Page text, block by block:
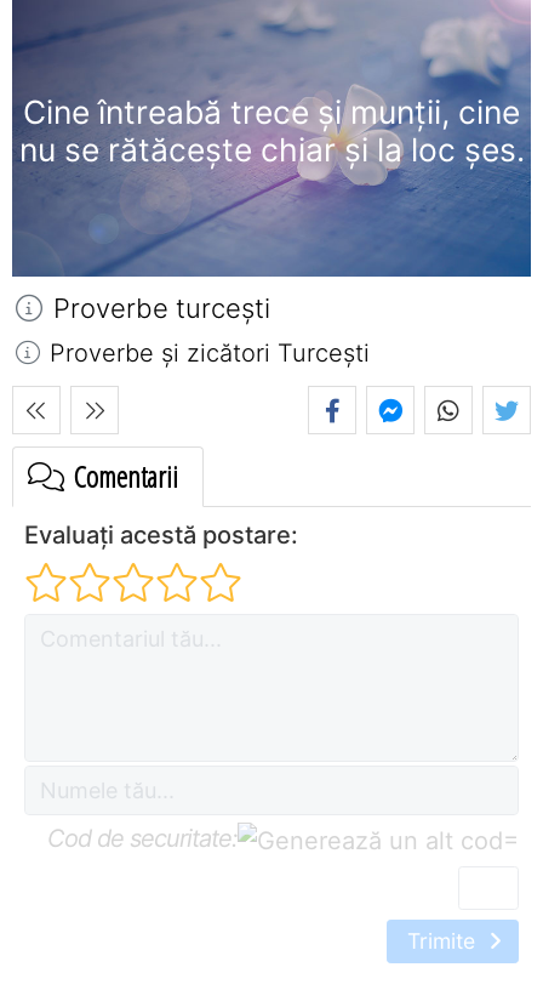
Cine întreabă trece şi munţii, cine
nu se rătăceşte chiar şi la loc şes.
Proverbe turceşti
Proverbe și zicători Turceşti
Comentarii
Evaluați acestă postare:
Cod de securitate: =
Trimite